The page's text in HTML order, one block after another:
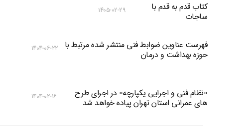
کتاب قدم به قدم با
ساجات
۱۴۰۵-۰۲-۲۹
فهرست عناوین ضوابط فنی منتشر شده مرتبط با
حوزه بهداشت و درمان
۱۴۰۴-۰۶-۲۲
«نظام فنی و اجرایی یکپارچه» در اجرای طرح
های عمرانی استان تهران پیاده خواهد شد
۱۴۰۴-۰۲-۱۶